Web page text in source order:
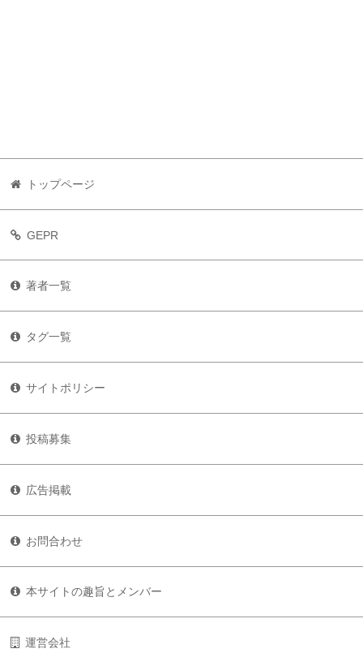
トップページ
GEPR
著者一覧
タグ一覧
サイトポリシー
投稿募集
広告掲載
お問合わせ
本サイトの趣旨とメンバー
運営会社